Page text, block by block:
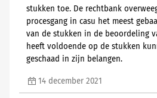
stukken toe. De rechtbank
procesgang in casu het meest
van de stukken in de beoordeling
heeft voldoende op de stukken
geschaad in zijn belangen.
14 december 2021